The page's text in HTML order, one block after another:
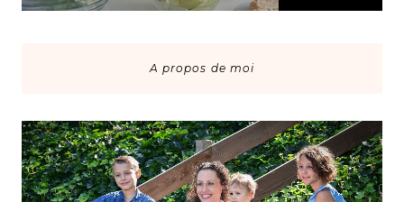
A propos de moi